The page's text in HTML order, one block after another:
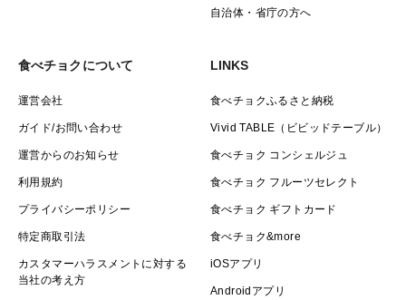
自治体・省庁の方へ
食べチョクについて
運営会社
ガイド/お問い合わせ
運営からのお知らせ
利用規約
プライバシーポリシー
特定商取引法
カスタマーハラスメントに対する
当社の考え方
LINKS
食べチョクふるさと納税
Vivid TABLE（ビビッドテーブル）
食べチョク コンシェルジュ
食べチョク フルーツセレクト
食べチョク ギフトカード
食べチョク&more
iOSアプリ
Androidアプリ